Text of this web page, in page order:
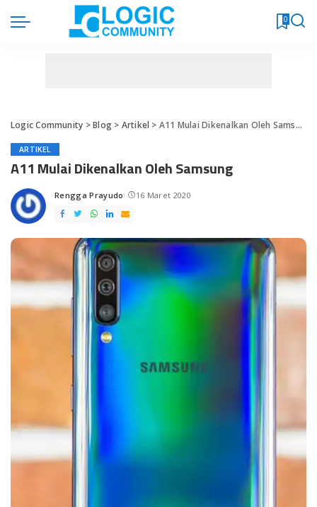
0
Logic Community >Blog> Artikel > A11 Mulai Dikenalkan Oleh Samsung
ARTIKEL
A11 Mulai Dikenalkan Oleh Samsung
Posted
by
Rengga Prayudo 16 Maret 2020